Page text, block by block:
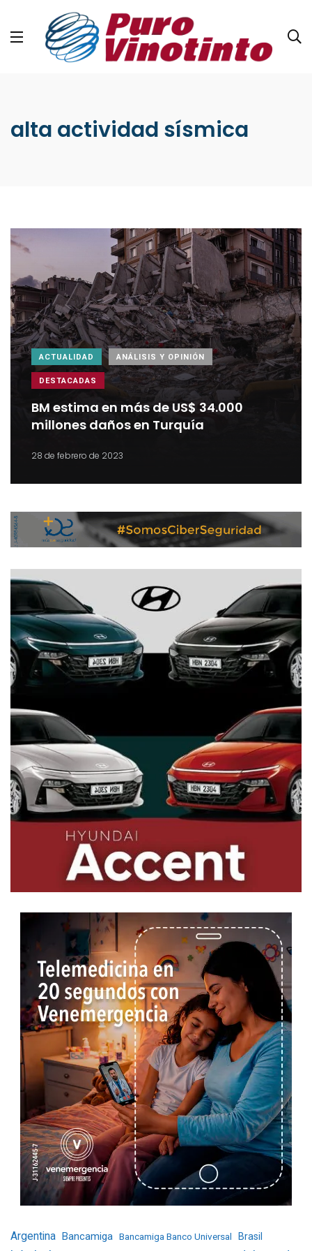
alta actividad sísmica
ACTUALIDAD ANÁLISIS Y OPINIÓN
DESTACADAS
BM estima en más de US$ 34.000
millones daños en Turquía
28 de febrero de 2023
Argentina Bancamiga Bancamiga Banco Universal Brasil